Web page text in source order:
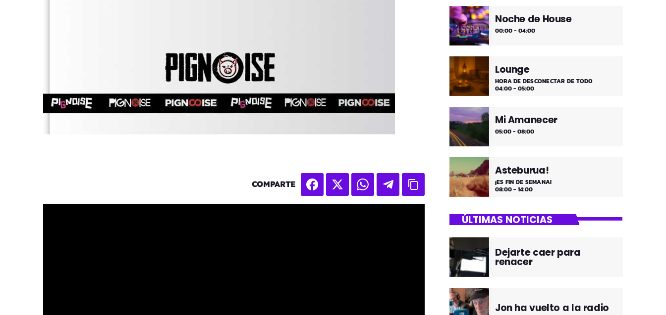
COMPARTE
Noche de House
00:00 - 04:00
Lounge
HORA DE DESCONECTAR DE TODO
04:00 - 05:00
Mi Amanecer
05:00 - 08:00
Asteburua!
¡ES FIN DE SEMANA!
08:00 - 14:00
ÚLTIMAS NOTICIAS
Dejarte caer para
renacer
Jon ha vuelto a la radio